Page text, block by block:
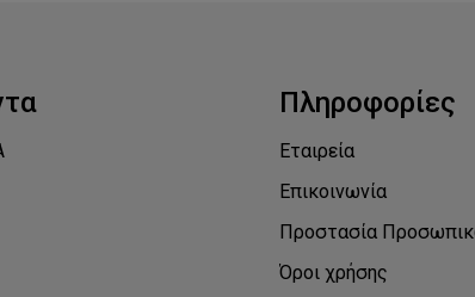
Πληροφορίες
Εταιρεία
Επικοινωνία
Προστασία
Όροι χρήσης